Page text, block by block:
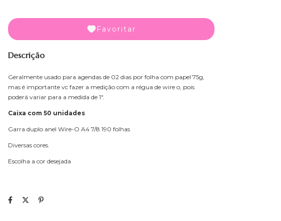
Favoritar
Descrição
Geralmente usado para agendas de 02 dias por folha com papel 75g,
mas é importante vc fazer a medição com a régua de wire o, pois
poderá variar para a medida de 1".
Caixa com 50 unidades
Garra duplo anel Wire-O A4 7/8 190 folhas
Diversas cores.
Escolha a cor desejada